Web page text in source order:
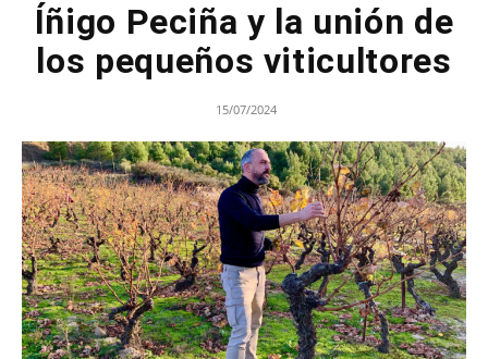
Íñigo Peciña y la unión de
los pequeños viticultores
15/07/2024